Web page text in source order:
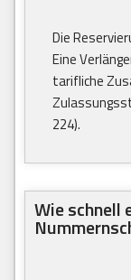
Die
Eine
tarifliche
224).
Wie schnell